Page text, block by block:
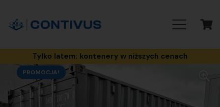
Tylko latem: kontenery w niższych cenach
PROMOCJA!